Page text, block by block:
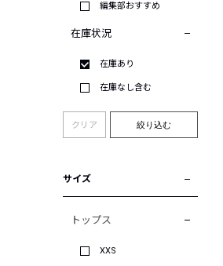
編集部おすすめ
在庫状況
在庫あり
在庫なし含む
クリア 絞り込む
サイズ
トップス
XXS